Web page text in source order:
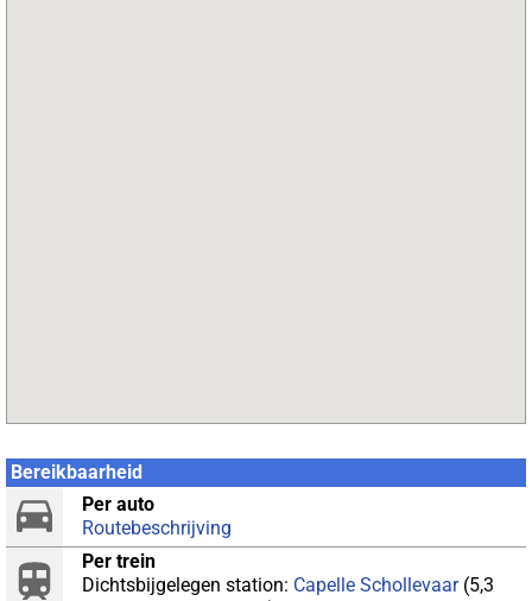
Bereikbaarheid
Per auto
Routebeschrijving
Per trein
Dichtsbijgelegen station: Capelle Schollevaar(5,3